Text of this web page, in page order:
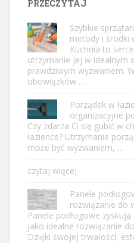
PRZECZYTAJ
Szybkie
metody i środki
Kuchnia to
utrzymanie jej w idealnym
prawdziwym wyzwaniem.
obowiązków …
Porządek w
organizacyjne
Czy zdarza Ci się gubić w
łazience? Utrzymanie
może być wyzwaniem, …
czytaj więcej
Panele
rozwiązanie do
Panele podłogowe
jako idealne rozwiązanie
Dzięki swojej trwałości,